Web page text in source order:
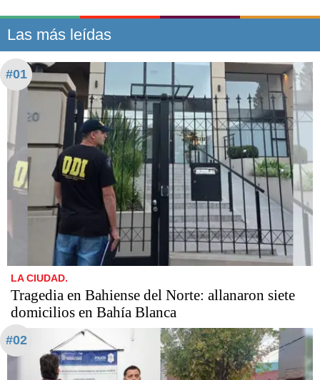
Las más leídas
#01
LA CIUDAD.
Tragedia en Bahiense del Norte: allanaron siete
domicilios en Bahía Blanca
#02